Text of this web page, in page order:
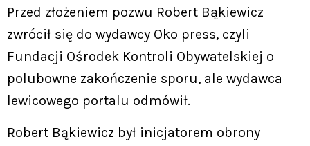
Przed złożeniem pozwu Robert Bąkiewicz
zwrócił się do wydawcy Oko press, czyli
Fundacji Ośrodek Kontroli Obywatelskiej o
polubowne zakończenie sporu, ale wydawca
lewicowego portalu odmówił.
Robert Bąkiewicz był inicjatorem obrony